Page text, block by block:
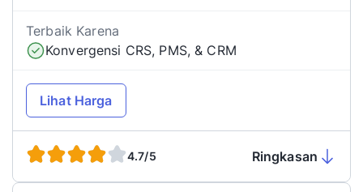
Terbaik Karena
Konvergensi CRS, PMS, & CRM
Lihat Harga
4.7/5 Ringkasan